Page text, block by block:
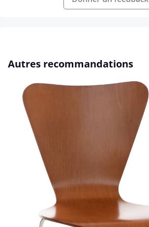
Ignorer la galerie de produits
Autres recommandations